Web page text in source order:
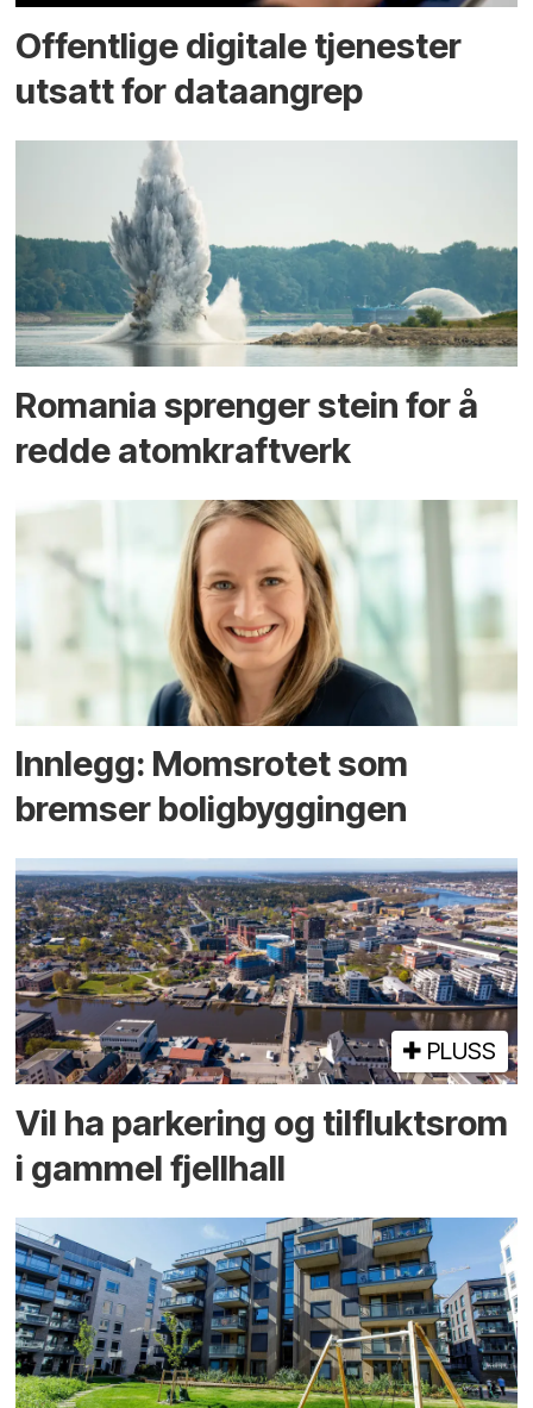
Offentlige digitale tjenester
utsatt for dataangrep
Romania sprenger stein for å
redde atomkraftverk
Innlegg: Moms­rotet som
bremser bolig­byggingen
PLUSS
Vil ha parkering og tilflukts­rom
i gammel fjellhall